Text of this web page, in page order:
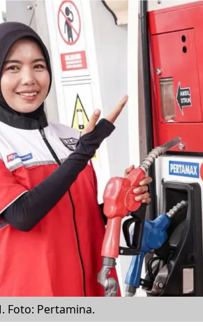
Foto: Pertamina.